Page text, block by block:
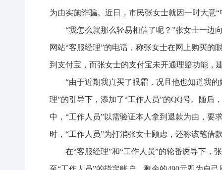
为由实施诈骗。近日，市民张女士就因一时大意
“我怎么就那么轻易相信了呢？”张女士一边
网站“客服经理”的电话，称张女士在网上购买的
到支付宝，而张女士的支付宝未开通理赔功能，
“由于近期我真买了眼霜，况且他也知道我
理”的引导下，添加了“工作人员”的QQ号。随后
中，“工作人员”以需验证本人拿到退款为由，要
时，“工作人员”为打消张女士顾虑，还称该笔借
在“客服经理”和“工作人员”的轮番诱导下，